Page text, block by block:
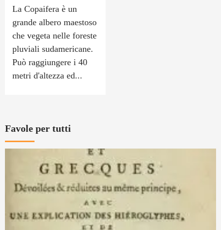
La Copaifera è un
grande albero maestoso
che vegeta nelle foreste
pluviali sudamericane.
Può raggiungere i 40
metri d'altezza ed...
Favole per tutti